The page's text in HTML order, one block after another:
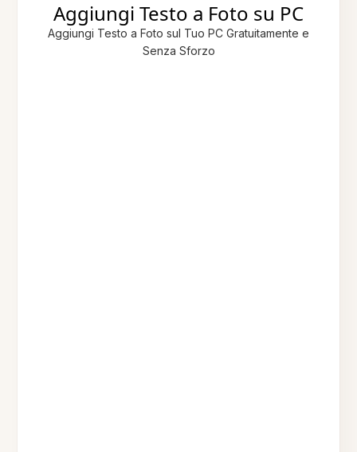
Aggiungi Testo a Foto su PC
Aggiungi Testo a Foto sul Tuo PC Gratuitamente e
Senza Sforzo